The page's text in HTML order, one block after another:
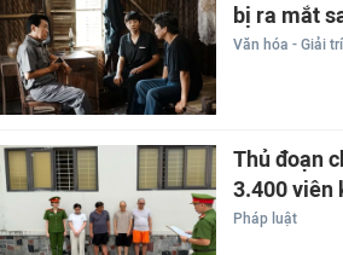
bị ra mắt
Văn hóa - Giải trí
Thủ đoạn
3.400 viên
Pháp luật